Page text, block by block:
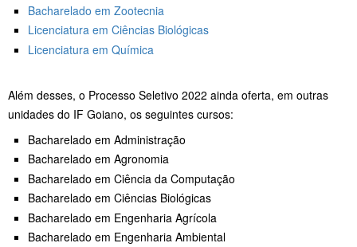
Bacharelado em Zootecnia
Licenciatura em Ciências Biológicas
Licenciatura em Química
Além desses, o Processo Seletivo 2022 ainda oferta, em outras
unidades do IF Goiano, os seguintes cursos:
Bacharelado em Administração
Bacharelado em Agronomia
Bacharelado em Ciência da Computação
Bacharelado em Ciências Biológicas
Bacharelado em Engenharia Agrícola
Bacharelado em Engenharia Ambiental